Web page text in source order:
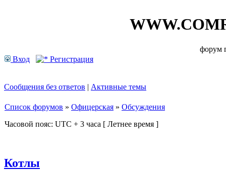
форум
Вход
Регистрация
Сообщения без ответов | Активные темы
Список форумов » Офицерская » Обсуждения
Часовой пояс: UTC + 3 часа [ Летнее время ]
Котлы